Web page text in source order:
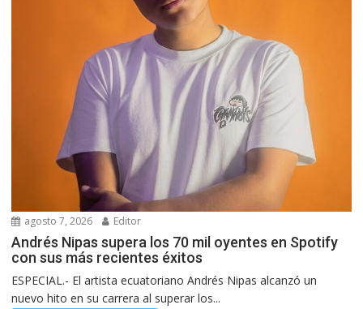
agosto 7, 2026 Editor
Andrés Nipas supera los 70 mil oyentes en Spotify
con sus más recientes éxitos
ESPECIAL.- El artista ecuatoriano Andrés Nipas alcanzó un
nuevo hito en su carrera al superar los...